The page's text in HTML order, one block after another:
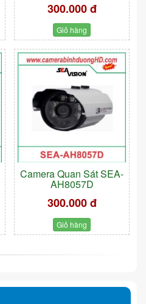
300.000 đ
Giỏ hàng
Camera Quan Sát SEA-
AH8057D
300.000 đ
Giỏ hàng